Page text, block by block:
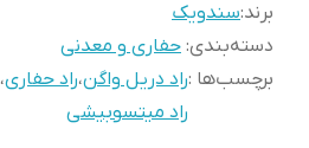
برند:سندویک
دسته‌بندی: حفاری و معدنی
برچسب‌ها :راد دریل واگن،راد حفاری،
راد میتسوبیشی